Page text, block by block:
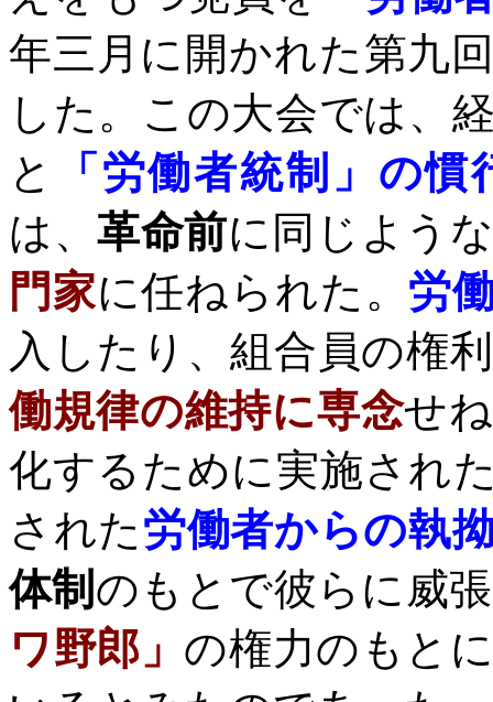
年三月に開かれた第九
した。この大会では、
と
「労働者統制」の慣
は、革命前に同じよう
門家に任ねられた。 労
入したり、組合員の権
働規律の維持に専念せ
化するために実施され
された労働者からの執
体制 のもとで彼らに威
ワ野郎」 の権力のもと